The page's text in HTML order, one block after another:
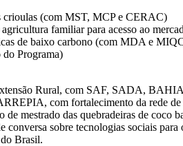
crioulas (com MST, MCP e CERAC)
agricultura familiar para acesso ao
de baixo carbono (com MDA e
Programa)
Rural, com SAF, SADA,
com fortalecimento da rede
de mestrado das quebradeiras de coco
conversa sobre tecnologias sociais
Brasil.